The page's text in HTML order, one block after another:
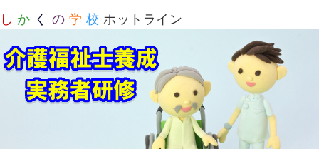
し か く の 学 校 ホットライン